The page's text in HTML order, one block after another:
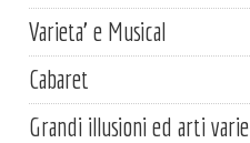
Varieta' e Musical
Cabaret
Grandi illusioni ed arti varie